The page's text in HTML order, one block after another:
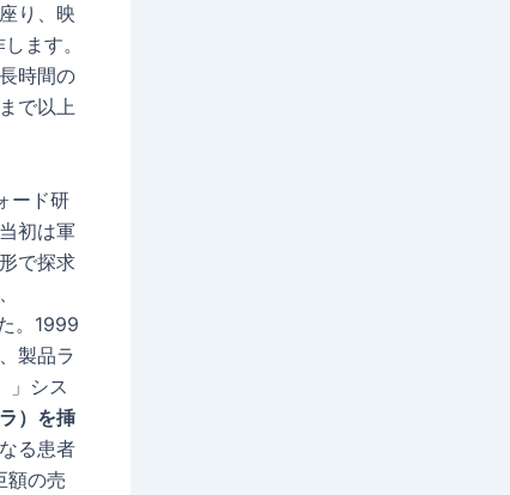
り、映
ます。
時間の
で以上
ード研
初は軍
で探求
。1999
製品ラ
」シス
）を挿
る患者
額の売